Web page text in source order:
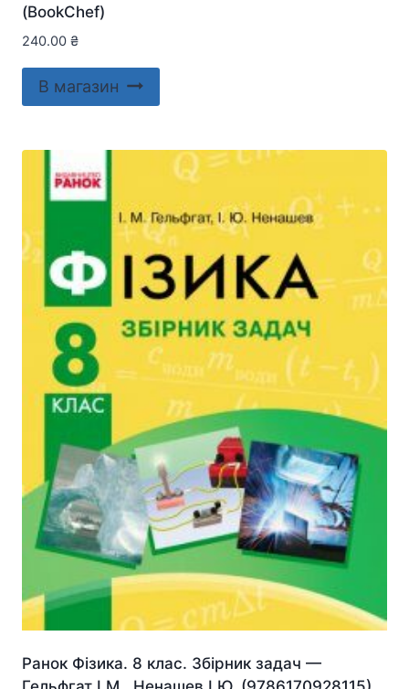
(BookChef)
240.00 ₴
В магазин
Ранок Фізика. 8 клас. Збірник задач —